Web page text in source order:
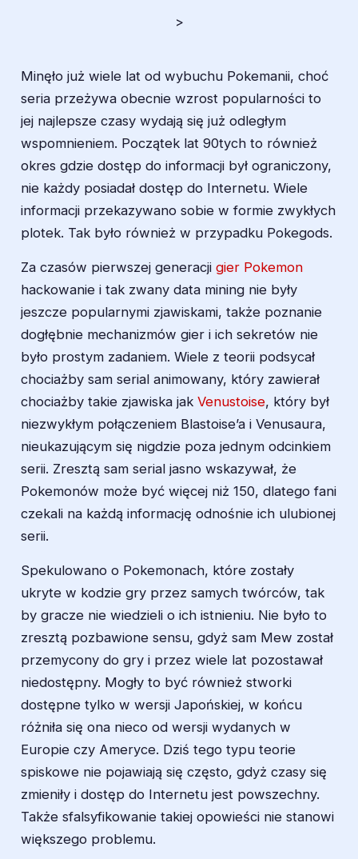
>
Minęło już wiele lat od wybuchu Pokemanii, choć
seria przeżywa obecnie wzrost popularności to
jej najlepsze czasy wydają się już odległym
wspomnieniem. Początek lat 90tych to również
okres gdzie dostęp do informacji był ograniczony,
nie każdy posiadał dostęp do Internetu. Wiele
informacji przekazywano sobie w formie zwykłych
plotek. Tak było również w przypadku Pokegods.
Za czasów pierwszej generacji gier Pokemon
hackowanie i tak zwany data mining nie były
jeszcze popularnymi zjawiskami, także poznanie
dogłębnie mechanizmów gier i ich sekretów nie
było prostym zadaniem. Wiele z teorii podsycał
chociażby sam serial animowany, który zawierał
chociażby takie zjawiska jak Venustoise, który był
niezwykłym połączeniem Blastoise’a i Venusaura,
nieukazującym się nigdzie poza jednym odcinkiem
serii. Zresztą sam serial jasno wskazywał, że
Pokemonów może być więcej niż 150, dlatego fani
czekali na każdą informację odnośnie ich ulubionej
serii.
Spekulowano o Pokemonach, które zostały
ukryte w kodzie gry przez samych twórców, tak
by gracze nie wiedzieli o ich istnieniu. Nie było to
zresztą pozbawione sensu, gdyż sam Mew został
przemycony do gry i przez wiele lat pozostawał
niedostępny. Mogły to być również stworki
dostępne tylko w wersji Japońskiej, w końcu
różniła się ona nieco od wersji wydanych w
Europie czy Ameryce. Dziś tego typu teorie
spiskowe nie pojawiają się często, gdyż czasy się
zmieniły i dostęp do Internetu jest powszechny.
Także sfalsyfikowanie takiej opowieści nie stanowi
większego problemu.